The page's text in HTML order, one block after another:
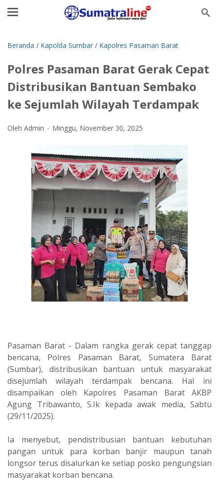
Beranda / Kapolda Sumbar / Kapolres Pasaman Barat
Polres Pasaman Barat Gerak Cepat
Distribusikan Bantuan Sembako
ke Sejumlah Wilayah Terdampak
Oleh Admin Minggu, November 30, 2025
Pasaman Barat - Dalam rangka gerak cepat tanggap
bencana, Polres Pasaman Barat, Sumatera Barat
(Sumbar), distribusikan bantuan untuk masyarakat
disejumlah wilayah terdampak bencana. Hal ini
disampaikan oleh Kapolres Pasaman Barat AKBP
Agung Tribawanto, S.Ik kepada awak media, Sabtu
(29/11/2025).
Ia menyebut, pendistribusian bantuan kebutuhan
pangan untuk para korban banjir maupun tanah
longsor terus disalurkan ke setiap posko pengungsian
masyarakat korban bencana.